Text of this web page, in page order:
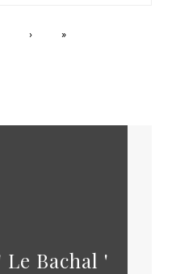
Page
›
Dernière
»
Le Bachal '